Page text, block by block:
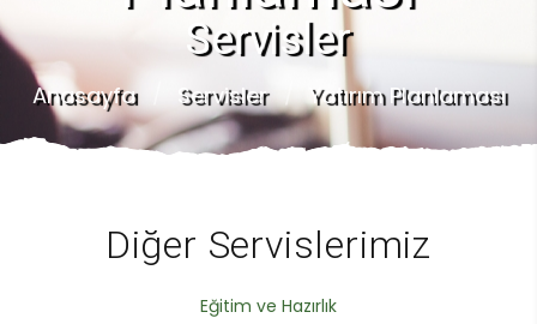
Servisler
Anasayfa Servisler Yatırım Planlaması
Diğer Servislerimiz
Eğitim ve Hazırlık